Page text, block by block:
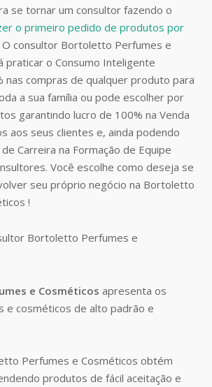
se tornar um consultor fazendo o
o primeiro pedido de produtos por
O consultor Bortoletto Perfumes e
praticar o Consumo Inteligente
nas compras de qualquer produto para
a sua família ou pode escolher por
garantindo lucro de 100% na Venda
aos seus clientes e, ainda podendo
Carreira na Formação de Equipe
Você escolhe como deseja se
seu próprio negócio na Bortoletto
!
Bortoletto Perfumes e
e Cosméticos apresenta os
e cosméticos de alto padrão e
Perfumes e Cosméticos obtém
produtos de fácil aceitação e